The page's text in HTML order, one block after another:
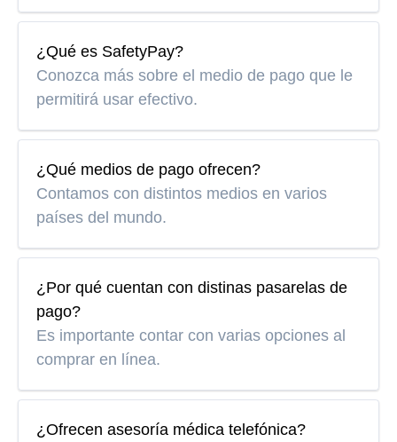
¿Qué es SafetyPay?
Conozca más sobre el medio de pago que le
permitirá usar efectivo.
¿Qué medios de pago ofrecen?
Contamos con distintos medios en varios
países del mundo.
¿Por qué cuentan con distinas pasarelas de
pago?
Es importante contar con varias opciones al
comprar en línea.
¿Ofrecen asesoría médica telefónica?